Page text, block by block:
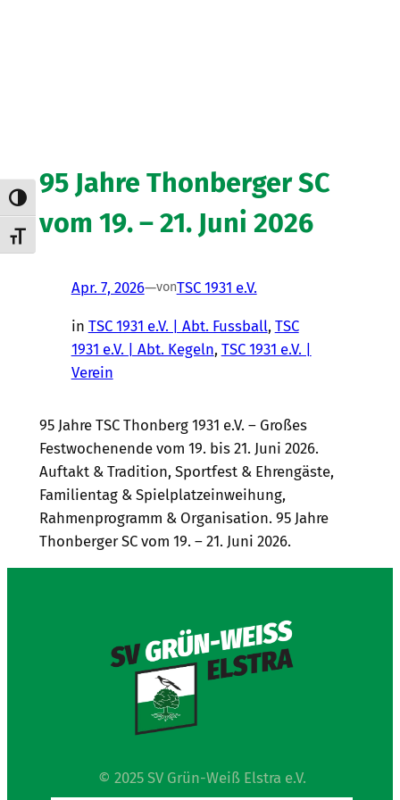
Umschalten auf hohe Kontraste
Schrift vergrößern
95 Jahre Thonberger SC
vom 19. – 21. Juni 2026
Apr. 7, 2026—vonTSC 1931 e.V.
in TSC 1931 e.V. | Abt. Fussball, TSC
1931 e.V. | Abt. Kegeln, TSC 1931 e.V. |
Verein
95 Jahre TSC Thonberg 1931 e.V. – Großes
Festwochenende vom 19. bis 21. Juni 2026.
Auftakt & Tradition, Sportfest & Ehrengäste,
Familientag & Spielplatzeinweihung,
Rahmenprogramm & Organisation. 95 Jahre
Thonberger SC vom 19. – 21. Juni 2026.
© 2025 SV Grün-Weiß Elstra e.V.